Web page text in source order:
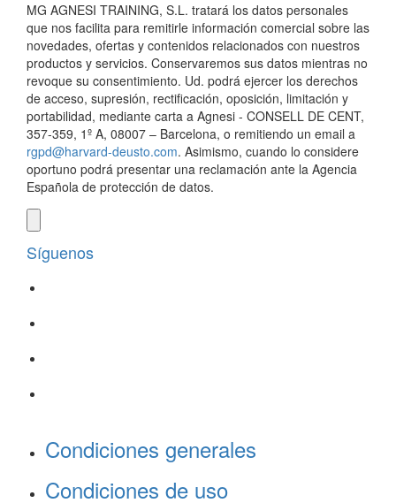
MG AGNESI TRAINING, S.L. tratará los datos personales
que nos facilita para remitirle información comercial sobre las
novedades, ofertas y contenidos relacionados con nuestros
productos y servicios. Conservaremos sus datos mientras no
revoque su consentimiento. Ud. podrá ejercer los derechos
de acceso, supresión, rectificación, oposición, limitación y
portabilidad, mediante carta a Agnesi - CONSELL DE CENT,
357-359, 1º A, 08007 – Barcelona, o remitiendo un email a
rgpd@harvard-deusto.com. Asimismo, cuando lo considere
oportuno podrá presentar una reclamación ante la Agencia
Española de protección de datos.
Síguenos
Condiciones generales
Condiciones de uso